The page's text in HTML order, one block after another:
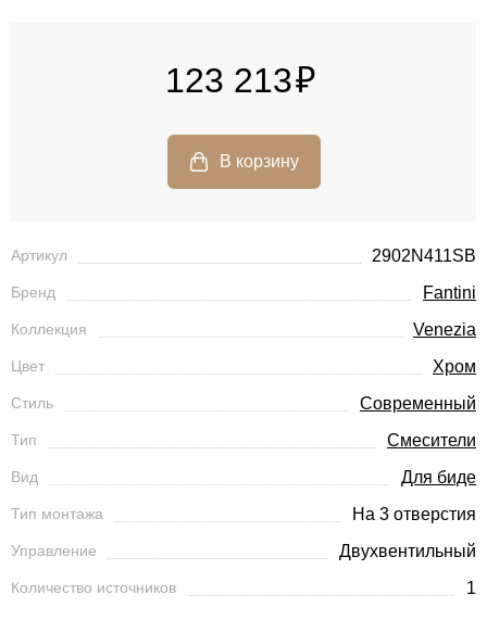
Артикул 2902N411SB
Бренд Fantini
Коллекция Venezia
Цвет Хром
Стиль Современный
Тип Смесители
Вид Для биде
Тип монтажа На 3 отверстия
Управление Двухвентильный
Количество источников 1
123 213